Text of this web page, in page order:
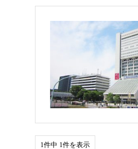
1件中 1件を表示